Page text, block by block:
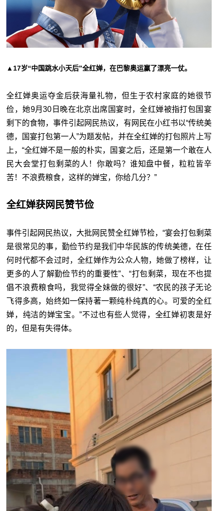
▲17岁“中国跳水小天后”全红婵，在巴黎奥运赢了漂亮一仗。
全红婵奥运夺金后获海量礼物，但生于农村家庭的她很节
俭，她9月30日晚在北京出席国宴时，全红婵被指打包国宴
剩下的食物，事件引起网民热议，有网民在小红书以“传统美
德，国宴打包第一人”为题发帖，并在全红婵的打包照片上写
上，“全红婵不是一般的朴实，国宴之后，还是第一个敢在人
民大会堂打包剩菜的人！你敢吗？谁知盘中餐，粒粒皆辛
苦！不浪费粮食，这样的婵宝，你给几分？”
全红婵获网民赞节俭
事件引起网民热议，大批网民赞全红婵节检，“宴会打包剩菜
是很常见的事，勤俭节约是我们中华民族的传统美德，在任
何时代都不会过时，全红婵作为公众人物，她做了榜样，让
更多的人了解勤俭节约的重要性”、“打包剩菜，现在不也提
倡不浪费粮食吗，我觉得全妹做的很好”、“农民的孩子无论
飞得多高，始终如一保持著一颗纯朴纯真的心。可爱的全红
婵，纯洁的婵宝宝。”不过也有些人觉得，全红婵初衷是好
的，但是有失得体。